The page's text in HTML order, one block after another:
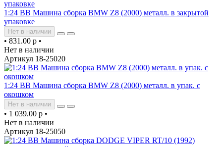
1:24 BB Машина сборка BMW Z8 (2000) металл. в закрытой
упаковке
Нет в наличии
• 831.00 р •
Нет в наличии
Артикул 18-25020
1:24 BB Машина сборка BMW Z8 (2000) металл. в упак. с
окошком
Нет в наличии
• 1 039.00 р •
Нет в наличии
Артикул 18-25050